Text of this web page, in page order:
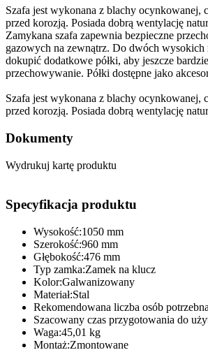
Szafa jest wykonana z blachy ocynkowanej,
przed korozją. Posiada dobrą wentylację
Zamykana szafa zapewnia bezpieczne
gazowych na zewnątrz. Do dwóch wysokich
dokupić dodatkowe półki, aby jeszcze
przechowywanie. Półki dostępne jako
Szafa jest wykonana z blachy ocynkowanej,
przed korozją. Posiada dobrą wentylację
Dokumenty
Wydrukuj kartę produktu
Specyfikacja produktu
Wysokość:1050 mm
Szerokość:960 mm
Głębokość:476 mm
Typ zamka:Zamek na klucz
Kolor:Galwanizowany
Materiał:Stal
Rekomendowana liczba osób
Szacowany czas przygotowania do
Waga:45,01 kg
Montaż:Zmontowane